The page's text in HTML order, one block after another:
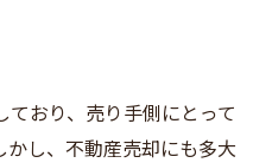
おり、売り手側にとって
し、不動産売却にも多大